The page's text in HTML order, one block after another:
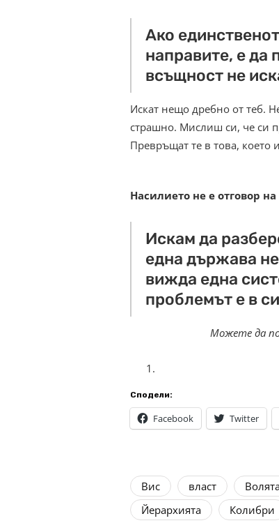
Ако
направите, е да
всъщност не
Искат нещо дребно от теб.
страшно. Мислиш си, че си
Превръщат те в това,
Насилието не е отговор
Искам да
една държава
вижда една
проблемът е в
Можете да
Сподели:
Facebook Twitter
Вис власт
Йерархията
Колибри